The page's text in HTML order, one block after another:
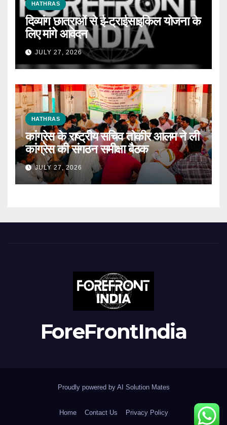
HATHRAS
दिव्यांग छात्राओं से ई-ट्राईसाइकिल योजना के
लिए मांगे आवेदन
JULY 27, 2026
HATHRAS
कांग्रेस के राष्ट्रीय सचिव तोकीर आलम ने ली
कांग्रेस की संगठन समीक्षा बैठक
JULY 27, 2026
ForeFrontIndia
Proudly powered by AI Solution Mates
Home Contact Us Privacy Policy